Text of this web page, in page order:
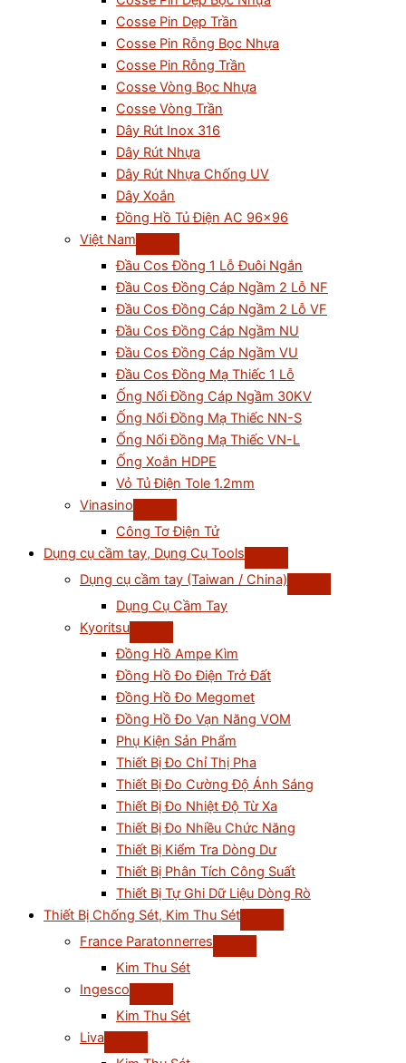
Cosse Pin Dẹp Trần
Cosse Pin Rỗng Bọc Nhựa
Cosse Pin Rỗng Trần
Cosse Vòng Bọc Nhựa
Cosse Vòng Trần
Dây Rút Inox 316
Dây Rút Nhựa
Dây Rút Nhựa Chống UV
Dây Xoắn
Đồng Hồ Tủ Điện AC 96×96
Việt Nam
Đầu Cos Đồng 1 Lỗ Đuôi Ngắn
Đầu Cos Đồng Cáp Ngầm 2 Lỗ NF
Đầu Cos Đồng Cáp Ngầm 2 Lỗ VF
Đầu Cos Đồng Cáp Ngầm NU
Đầu Cos Đồng Cáp Ngầm VU
Đầu Cos Đồng Mạ Thiếc 1 Lỗ
Ống Nối Đồng Cáp Ngầm 30KV
Ống Nối Đồng Mạ Thiếc NN-S
Ống Nối Đồng Mạ Thiếc VN-L
Ống Xoắn HDPE
Vỏ Tủ Điện Tole 1.2mm
Vinasino
Công Tơ Điện Tử
Dụng cụ cầm tay, Dụng Cụ Tools
Dụng cụ cầm tay (Taiwan / China)
Dụng Cụ Cầm Tay
Kyoritsu
Đồng Hồ Ampe Kìm
Đồng Hồ Đo Điện Trở Đất
Đồng Hồ Đo Megomet
Đồng Hồ Đo Vạn Năng VOM
Phụ Kiện Sản Phẩm
Thiết Bị Đo Chỉ Thị Pha
Thiết Bị Đo Cường Độ Ánh Sáng
Thiết Bị Đo Nhiệt Độ Từ Xa
Thiết Bị Đo Nhiều Chức Năng
Thiết Bị Kiểm Tra Dòng Dư
Thiết Bị Phân Tích Công Suất
Thiết Bị Tự Ghi Dữ Liệu Dòng Rò
Thiết Bị Chống Sét, Kim Thu Sét
France Paratonnerres
Kim Thu Sét
Ingesco
Kim Thu Sét
Liva